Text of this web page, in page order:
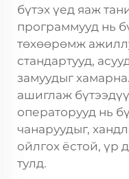
бүтэх үед яаж
программууд нь
төхөөрөмж
стандартууд,
замуудыг
ашиглаж
операторууд нь
чанаруудыг,
ойлгох ёстой, үр
тулд.